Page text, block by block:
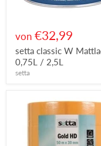
von €32,99
setta classic W
0,75L / 2,5L
setta